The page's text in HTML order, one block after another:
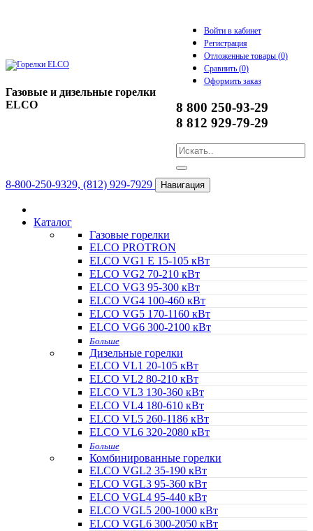
Газовые и дизельные горелки
ELCO
Войти в кабинет
Регистрация
Отложенные товары (0)
Сравнить (0)
Оформить заказ
8 800 250-93-29
8 812 929-79-29
8-800-250-9329, (812) 929-7929 Навигация
Каталог
Газовые горелки
ELCO PROTRON
ELCO VG1 E 15-105 кВт
ELCO VG2 70-210 кВт
ELCO VG3 95-300 кВт
ELCO VG4 100-460 кВт
ELCO VG5 170-1160 кВт
ELCO VG6 300-2100 кВт
Больше
Дизельные горелки
ELCO VL1 20-105 кВт
ELCO VL2 80-210 кВт
ELCO VL3 130-360 кВт
ELCO VL4 180-610 кВт
ELCO VL5 260-1186 кВт
ELCO VL6 320-2080 кВт
Больше
Комбинированные горелки
ELCO VGL2 35-190 кВт
ELCO VGL3 95-360 кВт
ELCO VGL4 95-440 кВт
ELCO VGL5 200-1000 кВт
ELCO VGL6 300-2050 кВт